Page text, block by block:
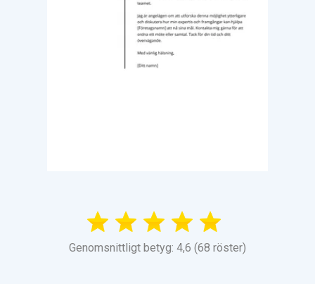
Genomsnittligt betyg: 4,6 (68 röster)